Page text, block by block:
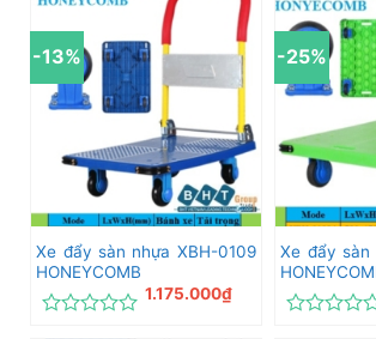
xếp
hạng
0
5
sao
xếp
hạng
0
5
sao
-13%
Xe đẩy sàn nhựa XBH-0109
HONEYCOMB
1.175.000₫
-25%
Xe đẩy sàn